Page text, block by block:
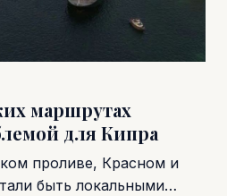
маршрутах
для Кипра
проливе, Красном и
быть локальными…